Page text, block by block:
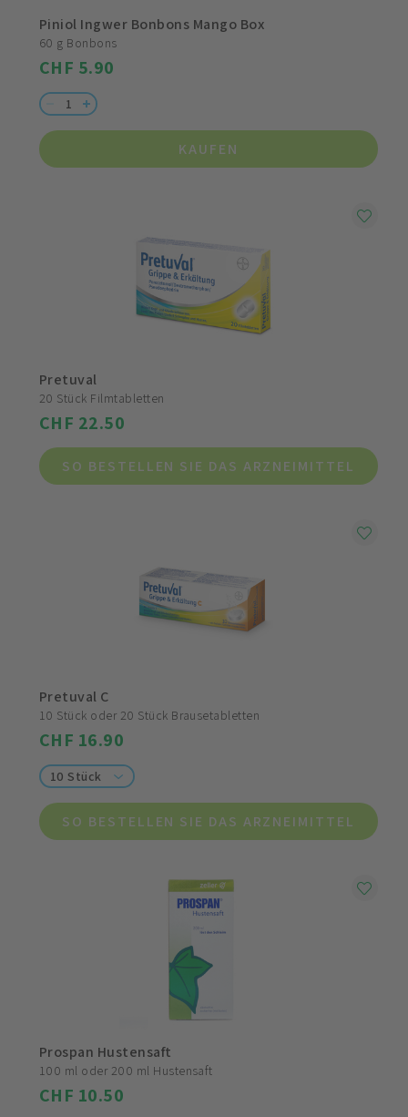
Piniol Ingwer Bonbons Mango Box
60 g Bonbons
CHF 5.90
KAUFEN
Pretuval
20 Stück Filmtabletten
CHF 22.50
SO BESTELLEN SIE DAS ARZNEIMITTEL
Pretuval C
10 Stück oder 20 Stück Brausetabletten
CHF 16.90
10 Stück
SO BESTELLEN SIE DAS ARZNEIMITTEL
Prospan Hustensaft
100 ml oder 200 ml Hustensaft
CHF 10.50